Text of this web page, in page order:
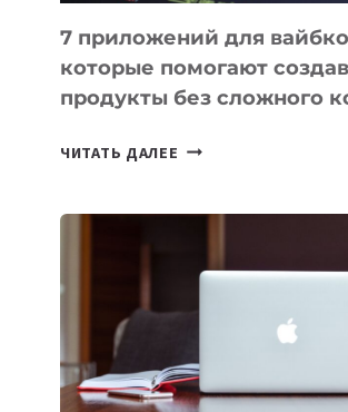
7 приложений для
которые помогают
продукты без сложного
ЧИТАТЬ ДАЛЕЕ 7
ПОМОГАЮТ
СОЗДАВАТЬ
БЕЗ
СЛОЖНОГО